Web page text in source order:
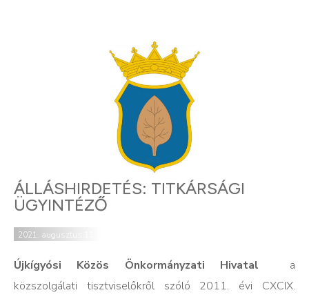
ÁLLÁSHIRDETÉS: TITKÁRSÁGI
ÜGYINTÉZŐ
2021. augusztus 11.
Újkígyósi Közös Önkormányzati Hivatal
a
közszolgálati tisztviselőkről szóló 2011. évi CXCIX.